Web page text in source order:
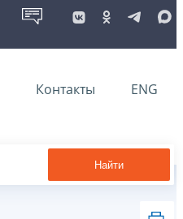
Контакты ENG
Найти